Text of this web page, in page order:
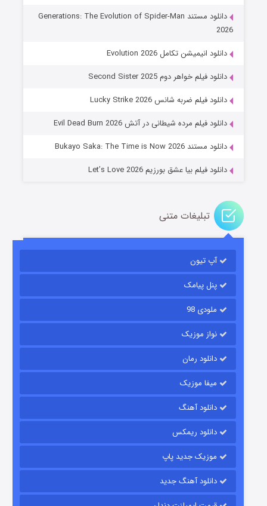
جادوگری در مغولستان
باب اسفنجی فصل ۱۷
قسمت۶ (زیرنویس) منتشر شد
قسمت۱۵ (دوبله) منتشر شد
دانلود مستند Generations: The Evolution of Spider-Man
2026
دانلود انیمیشن تکامل Evolution 2026
دانلود فیلم خواهر دوم Second Sister 2025
دانلود فیلم ضربه شانس Lucky Strike 2026
دانلود فیلم مرده شیطانی در آتش Evil Dead Burn 2026
دانلود مستند Bukayo Saka: The Time is Now 2026
دانلود فیلم بیا عشق بورزیم Let’s Love 2026
تبلیغات متنی
آپ تیون
پنل پیامک
ملودی 98
نواز موزیک
دانلود رمان
میفا موزیک
دانلود آهنگ
دانلود ریمکس
موزیک جدید پاپ
دانلود آهنگ جدید